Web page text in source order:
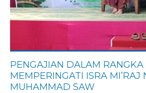
PENGAJIAN DALAM RANGKA
MEMPERINGATI ISRA MI’RAJ
MUHAMMAD SAW